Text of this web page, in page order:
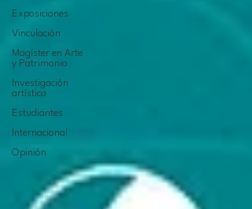
Exposiciones
Vinculación
Magíster en Arte
y Patrimonio
Investigación
artística
Estudiantes
Internacional
Opinión